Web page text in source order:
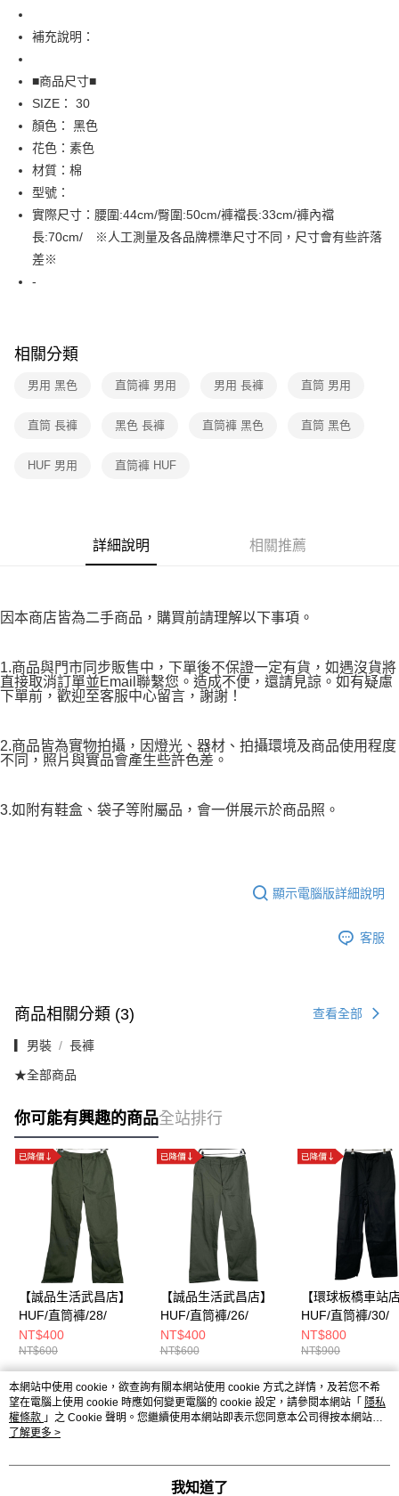
全盈+PAY
AFTEE先享後付
相關說明
【關於「AFTEE先享後付」】
AFTEE先享後付是「在收到商品之後才付款」的支付方式。 讓您購物簡單
便利好安心！
１．簡單：不需註冊會員、不需綁卡、不需儲值。
３．安心：先確認商品／服務後，再付款。
【「AFTEE先享後付」結帳流程】
１．於結帳方式選擇「AFTEE先享後付」後，將跳轉至「AFTEE先享後付」
結帳頁面，進行簡訊認證並確認金額後，即可完成結帳。
後付繳納相關費用。
是否繳費成功／繳費後需取消欲退款等相關疑問，請聯繫「AFTEE先享後付
易，需依本服務之必要範圍內提供個人資料，並將交易相關給付款項請求債
「AFTEE先享後付」，若未經同意申辦者引起之損失，本公司不負相關責
請求用戶進行身份認證。
運送方式
全家取貨付款
免運費
免運費
7-11取貨付款
免運費
免運費
補充說明：
■商品尺寸■
SIZE： 30
顏色： 黑色
花色：素色
材質：棉
型號：
實際尺寸：腰圍:44cm/臀圍:50cm/褲襠長:33cm/褲內襠
長:70cm/ ※人工測量及各品牌標準尺寸不同，尺寸會有些許落
差※
-
相關分類
男用 黑色 直筒褲 男用 男用 長褲 直筒 男用
直筒 長褲 黑色 長褲 直筒褲 黑色 直筒 黑色
HUF 男用 直筒褲 HUF
詳細說明 相關推薦
因本商店皆為二手商品，購買前請理解以下事項。
1.商品與門市同步販售中，下單後不保證一定有貨，如遇沒貨將
直接取消訂單並Email聯繫您。造成不便，還請見諒。如有疑慮
下單前，歡迎至客服中心留言，謝謝！
2.商品皆為實物拍攝，因燈光、器材、拍攝環境及商品使用程度
不同，照片與實品會產生些許色差。
3.如附有鞋盒、袋子等附屬品，會一併展示於商品照。
顯示電腦版詳細說明
客服
商品相關分類 (3) 查看全部
▎男裝 長褲
★全部商品
你可能有興趣的商品全站排行
【誠品生活武昌店】
HUF/直筒褲/28/
NT$400
NT$600
【誠品生活武昌店】
HUF/直筒褲/26/
NT$400
NT$600
【環球板橋車站
HUF/直筒褲/30/
NT$800
NT$900
熱門標籤
本網站中使用 cookie，欲查詢有關本網站使用 cookie 方式之詳情，及若您不希
望在電腦上使用 cookie 時應如何變更電腦的 cookie 設定，請參閱本網站「 隱私
權條款 」之 Cookie 聲明。您繼續使用本網站即表示您同意本公司得按本網站使
用條款之 Cookie 聲明使用 cookie。
了解更多 >
我知道了